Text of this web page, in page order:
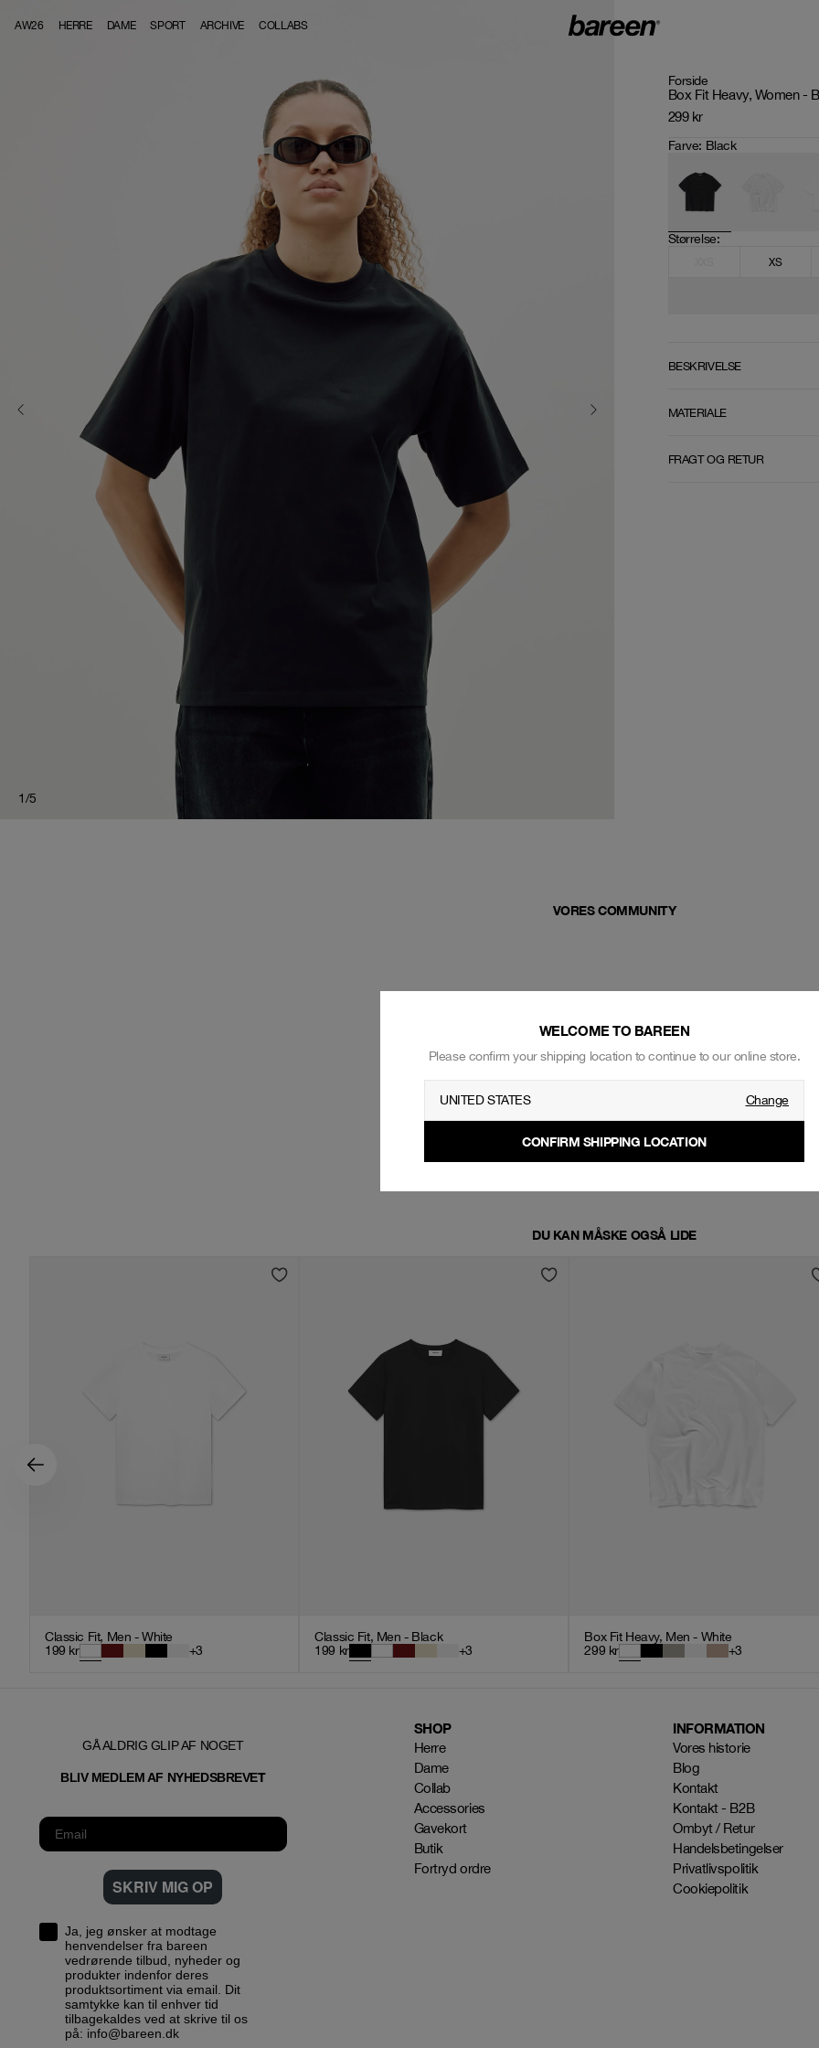
AW26 HERRE DAME SPORT ARCHIVE COLLABS
1/5
Forside
Box Fit Heavy, Women -
299 kr
Farve: Black
Størrelse:
XS
BESKRIVELSE
MATERIALE
FRAGT OG RETUR
VORES COMMUNITY
DU KAN MÅSKE OGSÅ LIDE
Classic Fit, Men - White
199 kr +3
Classic Fit, Men - Black
199 kr +3
Box Fit Heavy, Men - White
299 kr +3
GÅ ALDRIG GLIP AF NOGET
BLIV MEDLEM AF NYHEDSBREVET
SKRIV MIG OP
Ja, jeg ønsker at modtage
henvendelser fra bareen
vedrørende tilbud, nyheder og
produkter indenfor deres
produktsortiment via email. Dit
samtykke kan til enhver tid
tilbagekaldes ved at skrive til os
på: info@bareen.dk
SHOP
Herre
Dame
Collab
Accessories
Gavekort
Butik
Fortryd ordre
INFORMATION
Vores historie
Blog
Kontakt
Kontakt - B2B
Ombyt / Retur
Handelsbetingelser
Privatlivspolitik
Cookiepolitik
WELCOME TO BAREEN
Please confirm your shipping location to continue to our online store.
UNITED STATES Change
CONFIRM SHIPPING LOCATION